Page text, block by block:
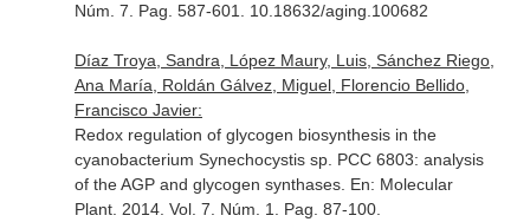
Núm. 7. Pag. 587-601. 10.18632/aging.100682
Díaz Troya, Sandra, López Maury, Luis, Sánchez Riego,
Ana María, Roldán Gálvez, Miguel, Florencio Bellido,
Francisco Javier:
Redox regulation of glycogen biosynthesis in the
cyanobacterium Synechocystis sp. PCC 6803: analysis
of the AGP and glycogen synthases. En: Molecular
Plant. 2014. Vol. 7. Núm. 1. Pag. 87-100.